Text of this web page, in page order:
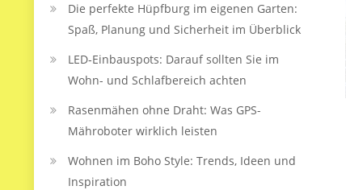
Die perfekte Hüpfburg im eigenen Garten:
Spaß, Planung und Sicherheit im Überblick
LED‑Einbauspots: Darauf sollten Sie im
Wohn- und Schlafbereich achten
Rasenmähen ohne Draht: Was GPS-
Mähroboter wirklich leisten
Wohnen im Boho Style: Trends, Ideen und
Inspiration